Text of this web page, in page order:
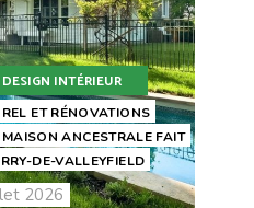
INTÉRIEUR
ET RÉNOVATIONS
ANCESTRALE FAIT
DE-VALLEYFIELD
2026